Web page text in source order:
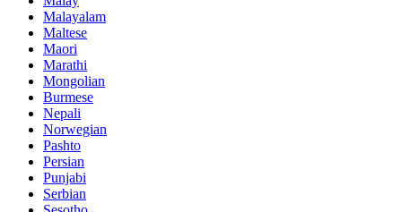
Malayalam
Maltese
Maori
Marathi
Mongolian
Burmese
Nepali
Norwegian
Pashto
Persian
Punjabi
Serbian